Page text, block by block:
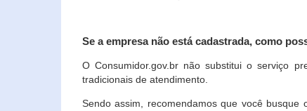
Se a empresa não está cadastrada, como
O Consumidor.gov.br não substitui o serviço
tradicionais de atendimento.
Sendo assim, recomendamos que você busque